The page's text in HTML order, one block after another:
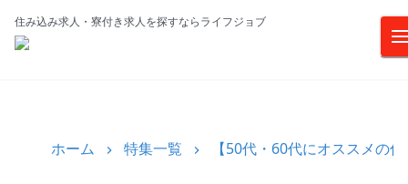
住み込み求人・寮付き求人を探すならライフジョブ
ホーム 特集一覧 【50代・60代にオススメの